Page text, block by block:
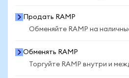
Продать RAMP
Обменяйте RAMP на
Обменять RAMP
Торгуйте RAMP внутри и